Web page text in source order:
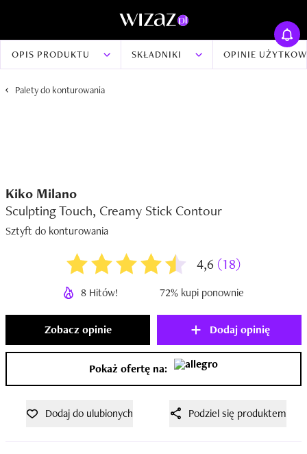
OPIS PRODUKTU SKŁADNIKI OPINIE
Palety do konturowania
Kiko Milano
Sculpting Touch, Creamy Stick Contour
Sztyft do konturowania
4,6 (18)
8 Hitów! 72% kupi ponownie
Zobacz opinie Dodaj opinię
Pokaż ofertę na:
Dodaj do ulubionych Podziel się produktem